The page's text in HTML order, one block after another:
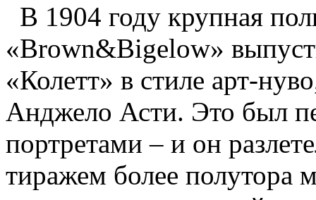
В 1904 году крупная
«Brown&Bigelow»
«Колетт» в стиле арт-
Анджело Асти. Это был
портретами – и он
тиражем более полутора